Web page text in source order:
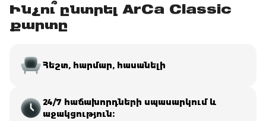
Ինչու՞ ընտրել ArCa Classic
քարտը
Հեշտ, հարմար, հասանելի
24/7 հաճախորդների սպասարկում և
աջակցություն։